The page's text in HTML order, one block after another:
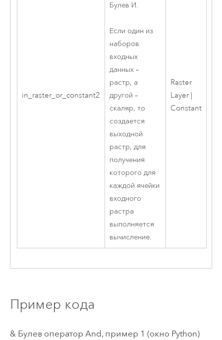
in_raster_or_constant2
Булев И.
Если один из
наборов
входных
данных –
растр, а
другой –
скаляр, то
создается
выходной
растр, для
получения
которого для
каждой ячейки
входного
растра
выполняется
вычисление.
Raster
Layer |
Constant
Пример кода
& Булев оператор And, пример 1 (окно Python)